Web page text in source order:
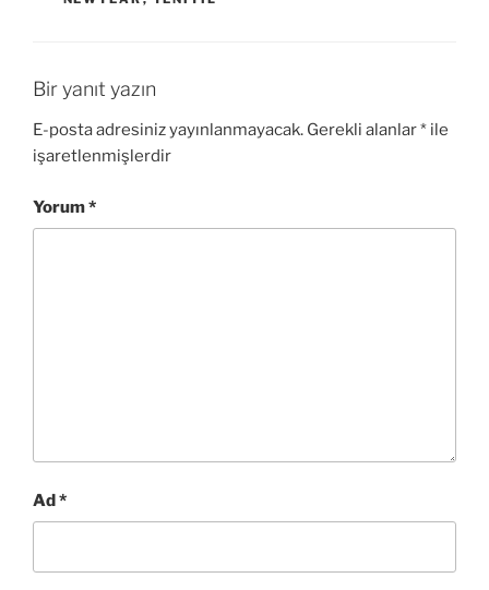
Bir yanıt yazın
E-posta adresiniz yayınlanmayacak. Gerekli alanlar* ile
işaretlenmişlerdir
Yorum*
Ad*